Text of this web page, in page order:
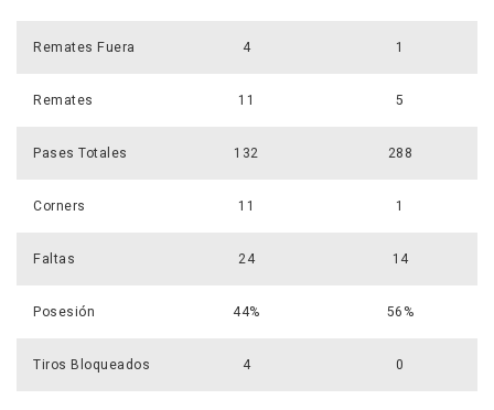
Remates Fuera 4 1
Remates 11 5
Pases Totales 132 288
Corners 11 1
Faltas 24 14
Posesión 44% 56%
Tiros Bloqueados 4 0